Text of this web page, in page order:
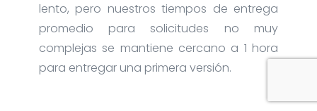
lento, pero nuestros tiempos de entrega
promedio para solicitudes no muy
complejas se mantiene cercano a 1 hora
para entregar una primera versión.